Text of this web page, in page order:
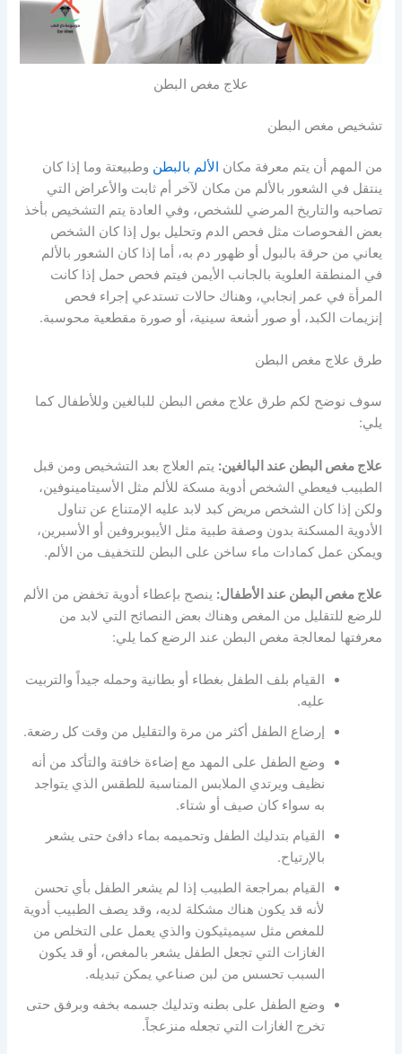
علاج مغص البطن
تشخيص مغص البطن
من المهم أن يتم معرفة مكان الألم بالبطن وطبيعتة وما إذا كان
ينتقل في الشعور بالألم من مكان لآخر أم ثابت والأعراض التي
تصاحبه والتاريخ المرضي للشخص، وفي العادة يتم التشخيص بأخذ
بعض الفحوصات مثل فحص الدم وتحليل بول إذا كان الشخص
يعاني من حرقة بالبول أو ظهور دم به، أما إذا كان الشعور بالألم
في المنطقة العلوية بالجانب الأيمن فيتم فحص حمل إذا كانت
المرأة في عمر إنجابي، وهناك حالات تستدعي إجراء فحص
إنزيمات الكبد، أو صور أشعة سينية، أو صورة مقطعية محوسبة.
طرق علاج مغص البطن
سوف نوضح لكم طرق علاج مغص البطن للبالغين وللأطفال كما
يلي:
علاج مغص البطن عند البالغين: يتم العلاج بعد التشخيص ومن قبل
الطبيب فيعطي الشخص أدوية مسكة للألم مثل الأسيتامينوفين،
ولكن إذا كان الشخص مريض كبد لابد عليه الإمتناع عن تناول
الأدوية المسكنة بدون وصفة طبية مثل الأيبوبروفين أو الأسبرين،
ويمكن عمل كمادات ماء ساخن على البطن للتخفيف من الألم.
علاج مغص البطن عند الأطفال: ينصح بإعطاء أدوية تخفض من الألم
للرضع للتقليل من المغص وهناك بعض النصائح التي لابد من
معرفتها لمعالجة مغص البطن عند الرضع كما يلي:
القيام بلف الطفل بغطاء أو بطانية وحمله جيداً والتربيت
عليه.
إرضاع الطفل أكثر من مرة والتقليل من وقت كل رضعة.
وضع الطفل على المهد مع إضاءة خافتة والتأكد من أنه
نظيف ويرتدي الملابس المناسبة للطقس الذي يتواجد
به سواء كان صيف أو شتاء.
القيام بتدليك الطفل وتحميمه بماء دافئ حتى يشعر
بالإرتياح.
القيام بمراجعة الطبيب إذا لم يشعر الطفل بأي تحسن
لأنه قد يكون هناك مشكلة لديه، وقد يصف الطبيب أدوية
للمغص مثل سيميثيكون والذي يعمل على التخلص من
الغازات التي تجعل الطفل يشعر بالمغص، أو قد يكون
السبب تحسس من لبن صناعي يمكن تبديله.
وضع الطفل على بطنه وتدليك جسمه بخفه وبرفق حتى
تخرج الغازات التي تجعله منزعجاً.